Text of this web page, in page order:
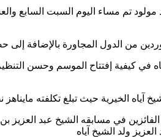
مولود تم مساء اليوم السبت السابع
من الدول المجاورة بالإضافة إلى
في كيفية إفتتاح الموسم وحسن
الخيرية حيث تبلغ تكلفته
الفائزين في مسابقه الشيخ عبد
ولد الشيخ آياه